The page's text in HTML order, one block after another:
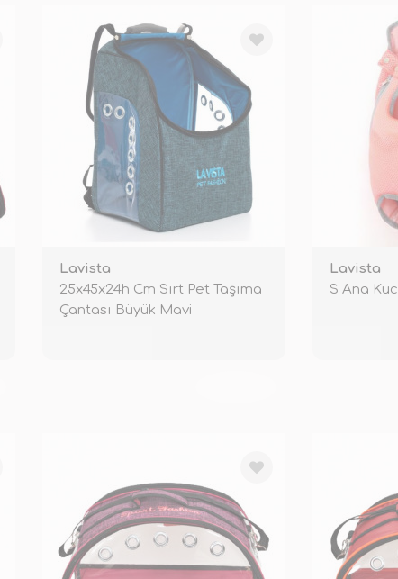
Lavista
25x45x24h Cm Sırt Pet Taşıma
Çantası Büyük Mavi
Lavista
S Ana